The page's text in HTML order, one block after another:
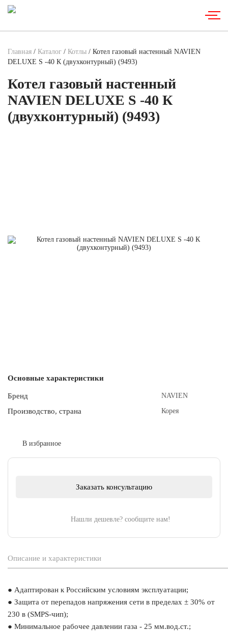
Главная / Каталог / Котлы / Котел газовый настенный NAVIEN
DELUXE S -40 К (двухконтурный) (9493)
Котел газовый настенный
NAVIEN DELUXE S -40 К
(двухконтурный) (9493)
Основные характеристики
Бренд NAVIEN
Производство, страна Корея
Заказать консультацию
Нашли дешевле? сообщите нам!
Описание и характеристики
● Адаптирован к Российским условиям эксплуатации;
● Защита от перепадов напряжения сети в пределах ± 30% от
230 в (SMPS-чип);
● Минимальное рабочее давлении газа - 25 мм.вод.ст.;